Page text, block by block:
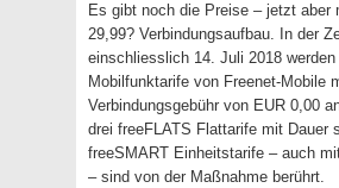
Es gibt noch die Preise – jetzt aber
29,99? Verbindungsaufbau. In der
einschliesslich 14. Juli 2018 werden
Mobilfunktarife von Freenet-Mobile
Verbindungsgebühr von EUR 0,00
drei freeFLATS Flattarife mit Dauer
freeSMART Einheitstarife – auch
– sind von der Maßnahme berührt.